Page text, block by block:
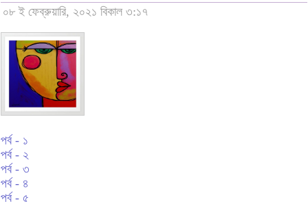
০৮ ই ফেব্রুয়ারি, ২০২১ বিকাল ৩:১৭
পর্ব - ১
পর্ব - ২
পর্ব - ৩
পর্ব - ৪
পর্ব - ৫